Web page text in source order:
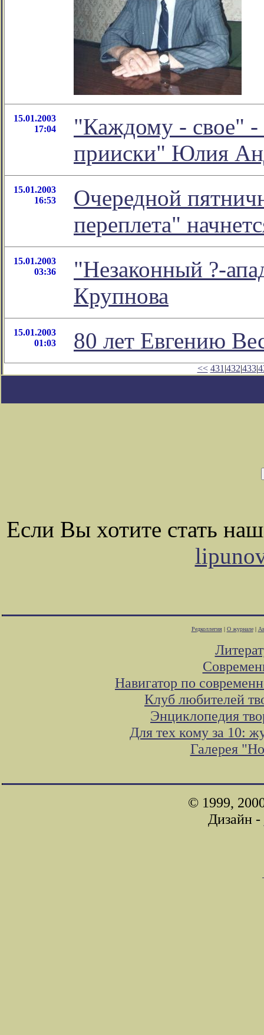
15.01.2003
17:04
"Каждому - свое" -
прииски" Юлия
15.01.2003
16:53
Очередной
переплета"
15.01.2003
03:36
"Незаконный ?-
Крупнова
15.01.2003
01:03
80 лет Евгению
<< 431 |432|433|
Если Вы хотите стать
Редколлегия| О журнале|
Навигатор по
Клуб любителей
Энциклопедия
Для тех кому за 10:
Галерея
© 1999,
Дизайн -